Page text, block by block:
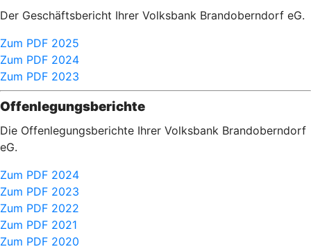
Der Geschäftsbericht Ihrer Volksbank Brandoberndorf eG.
Zum PDF 2025
Zum PDF 2024
Zum PDF 2023
Offenlegungsberichte
Die Offenlegungsberichte Ihrer Volksbank Brandoberndorf
eG.
Zum PDF 2024
Zum PDF 2023
Zum PDF 2022
Zum PDF 2021
Zum PDF 2020